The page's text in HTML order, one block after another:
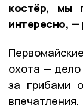
костёр, мы
интересно, —
охота —
за грибами